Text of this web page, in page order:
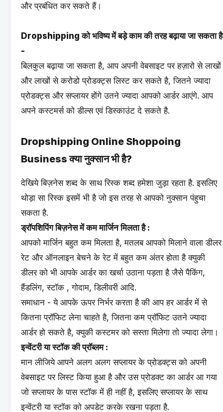
और प्रबंधित कर सकते हैं।
Dropshipping को भविष्य में बड़े काम की तरह बढ़ाया जा सकता है
-
बिलकुल बढ़ाया जा सकता है, आप अपनी वेबसाइट पर हज़ारो से लाखों
और लाखों से करोडो प्रोडक्ट्स लिस्ट कर सकते है, जितने ज्यादा
प्रोडक्ट्स और सप्लायर होंगे उतने ज्यादा आपको आर्डर आएंगे. आप
अपने कस्टमर्स को डील्स एवं डिस्काउंट दे सकते है.
Dropshipping Online Shoppoing
Business क्या नुक्सान भी है?
देखिये बिज़नेस शब्द के साथ रिस्क शब्द हमेशा जुड़ा रहता है. इसलिए
थोड़ा सा रिस्क इसमें भी है जो इस तरह से आपको नुक्सान पंहुचा
सकता है.
ड्रॉपशिपिंग बिज़नेस में कम मार्जिन मिलता है :
आपको मार्जिन बहुत कम मिलता है, मतलब आपको मिलाने वाला डीलर
रेट और ऑनलाइन बेचने के रेट में बहुत कम अंतर होता है क्युकी
डीलर को भी आपके आर्डर का खर्चा उठाना पड़ता है जैसे पैकिंग,
हैंडलिंग, स्टॉक , गोदाम, डिलीवरी आदि.
समाधान - ये आपके ऊपर निर्भर करता है की आप हर आर्डर में से
कितना प्रॉफिट लेना चाहते है, जितना कम प्रॉफिट उतने ज्यादा
आर्डर हो सकते है, क्युकी कस्टमर को सस्ता मिलेगा तो ज्यादा लेगा।
इन्वेंटरी या स्टॉक की प्रॉब्लम :
मान लीजिये आपने अलग अलग सप्लायर के प्रोडक्ट्स को अपनी
वेबसाइट पर लिस्ट किया हुआ है और उस प्रोडक्ट का आर्डर आ गया
जो सप्लायर के पास स्टॉक में ही नहीं है, इसलिए सप्लायर के साथ
इन्वेंटरी या स्टॉक को अपडेट करके रखना पड़ता है.